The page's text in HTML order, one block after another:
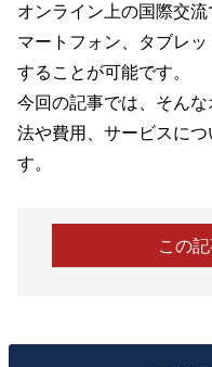
オンライン上の国際交
マートフォン、タブレ
することが可能です。
今回の記事では、そん
法や費用、サービスに
す。
この